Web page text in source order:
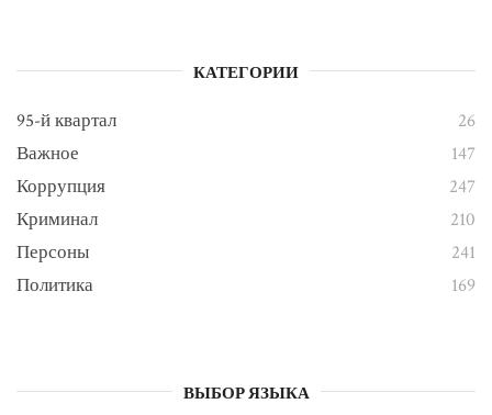
КАТЕГОРИИ
95-й квартал
26
Важное
147
Коррупция
247
Криминал
210
Персоны
241
Политика
169
ВЫБОР ЯЗЫКА